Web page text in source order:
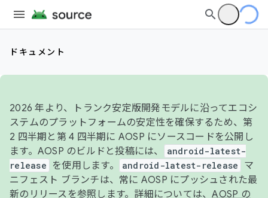
ドキュメント
2026 年より、トランク安定版開発モデルに沿ってエコシ
ステムのプラットフォームの安定性を確保するため、第
2 四半期と第 4 四半期に AOSP にソースコードを公開し
ます。AOSP のビルドと投稿には、
android-latest-
release
を使用します。 android-latest-release
マ
ニフェスト ブランチは、常に AOSP にプッシュされた最
新のリリースを参照します。詳細については、AOSP の